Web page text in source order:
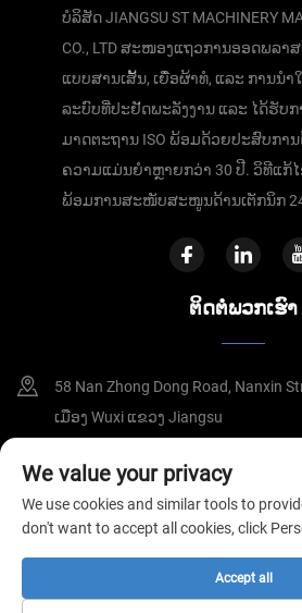
ບໍລິສັດ JIANGSU ST MACHINERY
CO., LTD ສະໜອງແຖວການອອດພລ
ແບບສານເສັ້ນ, ເຍື່ອຜ້າທໍ, ແລະ ການນ
ລະບົບທີ່ປະຢັດພະລັງງານ ແລະ ໄດ້ຮັບ
ມາດຕະຖານ ISO ພ້ອມດ້ວຍປະສົບກາ
ຄວາມແມ່ນຍຳຫຼາຍກວ່າ 30 ປີ. ວິທີແກ້
ພ້ອມການສະໜັບສະໜູນດ້ານເຕັກນິກ
ຕິດຕໍ່ພວກເຮົາ
58 Nan Zhong Dong Road, Nanxin
ເມືອງ Wuxi ແຂວງ Jiangsu
8615295110588
[email protected]
ສະຫງວນລິຂະສິດ © JIANGSU ST MACHINERY
LTD ນະໂຍບາຍຄວາມເປັນສ່ວນຕົວ
We value your privacy
We use cookies and similar tools to
don't want to accept all cookies, click
Accept all